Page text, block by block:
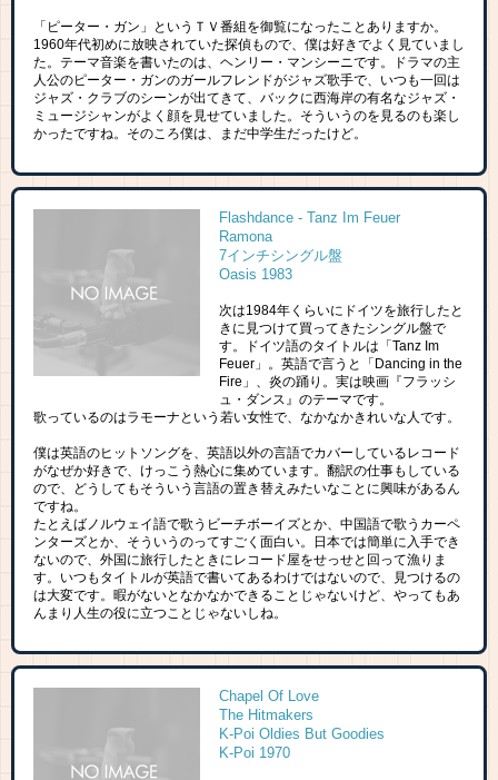
「ピーター・ガン」というＴＶ番組を御覧になったことありますか。
1960年代初めに放映されていた探偵もので、僕は好きでよく見ていまし
た。テーマ音楽を書いたのは、ヘンリー・マンシーニです。ドラマの主
人公のピーター・ガンのガールフレンドがジャズ歌手で、いつも一回は
ジャズ・クラブのシーンが出てきて、バックに西海岸の有名なジャズ・
ミュージシャンがよく顔を見せていました。そういうのを見るのも楽し
かったですね。そのころ僕は、まだ中学生だったけど。
Flashdance - Tanz Im Feuer
Ramona
7インチシングル盤
Oasis 1983
次は1984年くらいにドイツを旅行したと
きに見つけて買ってきたシングル盤で
す。ドイツ語のタイトルは「Tanz Im
Feuer」。英語で言うと「Dancing in the
Fire」、炎の踊り。実は映画『フラッシ
ュ・ダンス』のテーマです。
歌っているのはラモーナという若い女性で、なかなかきれいな人です。
僕は英語のヒットソングを、英語以外の言語でカバーしているレコード
がなぜか好きで、けっこう熱心に集めています。翻訳の仕事もしている
ので、どうしてもそういう言語の置き替えみたいなことに興味があるん
ですね。
たとえばノルウェイ語で歌うビーチボーイズとか、中国語で歌うカーペ
ンターズとか、そういうのってすごく面白い。日本では簡単に入手でき
ないので、外国に旅行したときにレコード屋をせっせと回って漁りま
す。いつもタイトルが英語で書いてあるわけではないので、見つけるの
は大変です。暇がないとなかなかできることじゃないけど、やってもあ
んまり人生の役に立つことじゃないしね。
Chapel Of Love
The Hitmakers
K-Poi Oldies But Goodies
K-Poi 1970